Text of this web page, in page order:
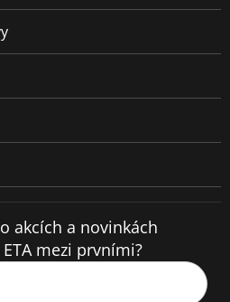
akcích a novinkách
mezi prvními?